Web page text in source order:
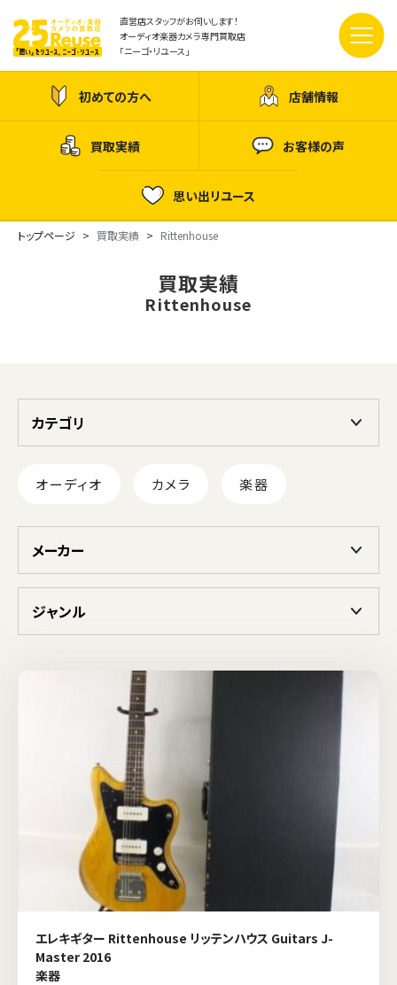
直営店スタッフがお伺いします！
オーディオ楽器カメラ専門買取店
「ニーゴ・リユース」
初めての方へ 店舗情報
買取実績 お客様の声
思い出リユース
トップページ 買取実績 Rittenhouse
買取実績
Rittenhouse
カテゴリ
オーディオ カメラ 楽器
メーカー
ジャンル
エレキギター Rittenhouse リッテンハウス Guitars J-
Master 2016
楽器